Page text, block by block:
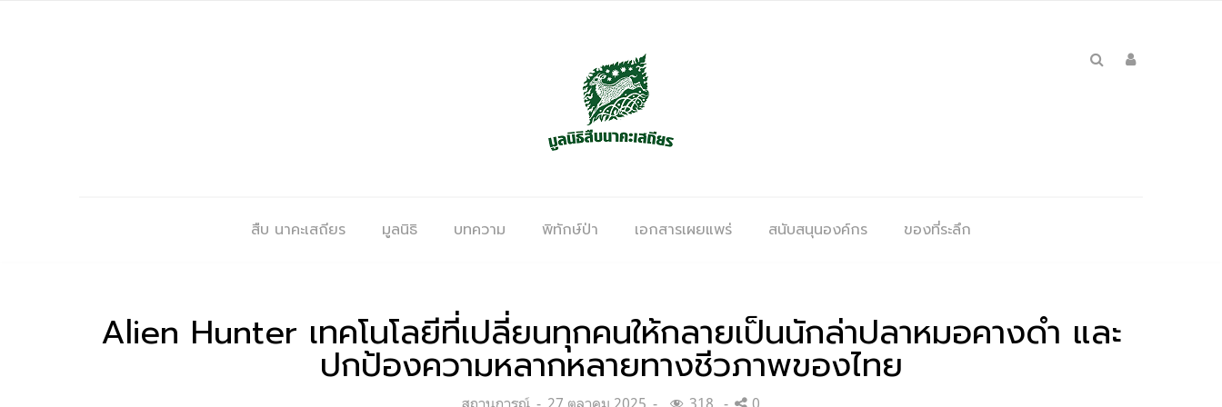
สืบ นาคะเสถียร มูลนิธิ บทความ พิทักษ์ป่า เอกสารเผยแพร่ สนับสนุนองค์กร ของที่ระลึก
Alien Hunter เทคโนโลยีที่เปลี่ยนทุกคนให้กลายเป็นนักล่าปลาหมอคางดำ และ
ปกป้องความหลากหลายทางชีวภาพของไทย
Categories:
สถานการณ์ Posted
27 ตุลาคม 2025 318 0